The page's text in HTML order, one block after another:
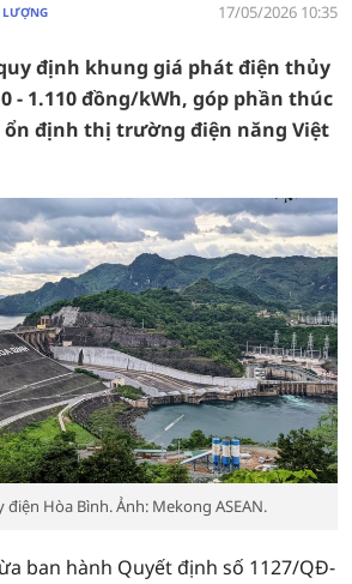
LƯỢNG 17/05/2026 10:35
định khung giá phát điện thủy
- 1.110 đồng/kWh, góp phần thúc
ổn định thị trường điện năng Việt
điện Hòa Bình. Ảnh: Mekong ASEAN.
ban hành Quyết định số 1127/QĐ-